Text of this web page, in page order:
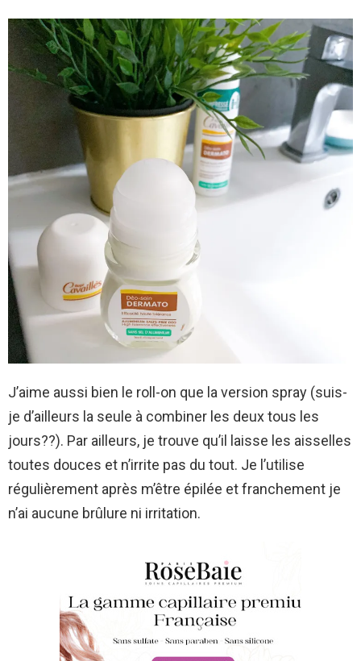
J’aime aussi bien le roll-on que la version spray (suis-
je d’ailleurs la seule à combiner les deux tous les
jours??). Par ailleurs, je trouve qu’il laisse les aisselles
toutes douces et n’irrite pas du tout. Je l’utilise
régulièrement après m’être épilée et franchement je
n’ai aucune brûlure ni irritation.